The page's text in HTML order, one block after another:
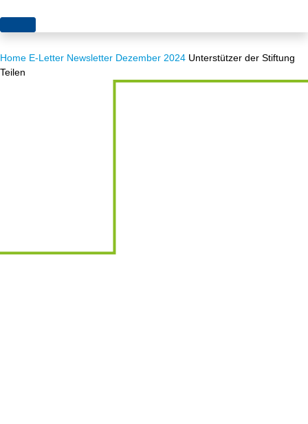
Themen
Akzeptanz
Netze
Projekte
Stiftungsporträt
Home E-Letter Newsletter Dezember 2024 Unterstützer der Stiftung
Teilen